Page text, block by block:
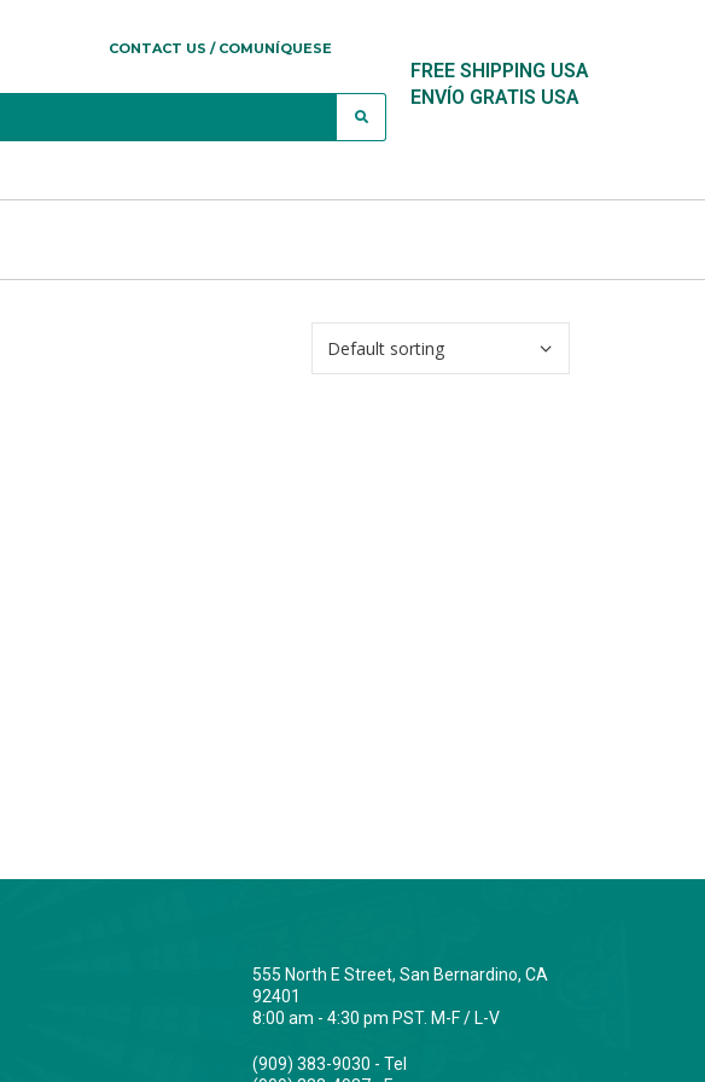
CONTACT US / COMUNÍQUESE
FREE SHIPPING USA
ENVÍO GRATIS USA
555 North E Street, San Bernardino, CA
92401
8:00 am - 4:30 pm PST. M-F / L-V
(909) 383-9030 - Tel